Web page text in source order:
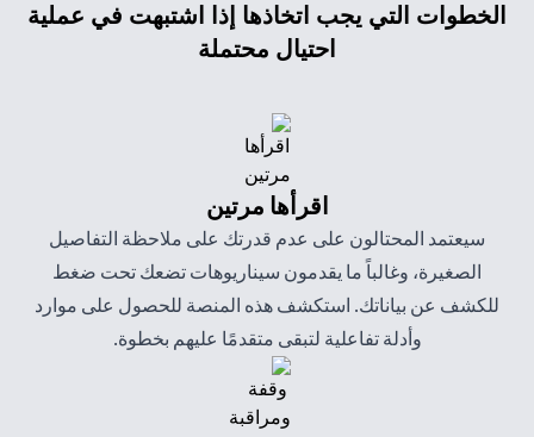
الخطوات التي يجب اتخاذها إذا اشتبهت في عملية
احتيال محتملة
اقرأها مرتين
سيعتمد المحتالون على عدم قدرتك على ملاحظة التفاصيل
الصغيرة، وغالباً ما يقدمون سيناريوهات تضعك تحت ضغط
للكشف عن بياناتك. استكشف هذه المنصة للحصول على موارد
وأدلة تفاعلية لتبقى متقدمًا عليهم بخطوة.